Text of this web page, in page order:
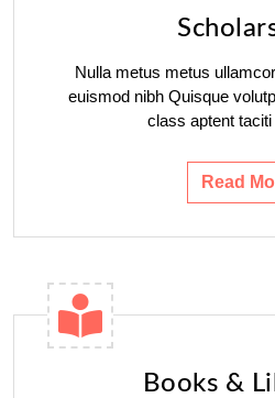
Nulla metus metus
euismod nibh Quisque
class aptent
Read
Books &